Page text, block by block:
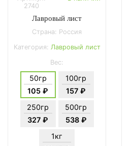
2740
Лавровый лист
Страна: Россия
Категория: Лавровый лист
Вес:
50гр
105 ₽
100гр
157 ₽
250гр
327 ₽
500гр
538 ₽
1кг